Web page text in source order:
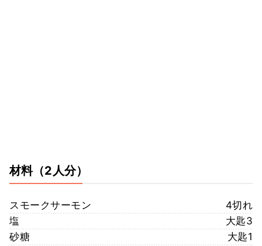
材料（2人分）
スモークサーモン
4切れ
塩
大匙3
砂糖
大匙1